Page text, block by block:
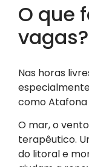
O que
vagas?
Nas horas
como Atafona
O mar, o
terapêutico.
do litoral e